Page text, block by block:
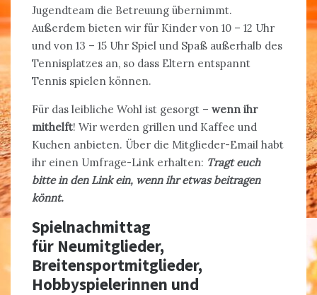
Jugendteam die Betreuung übernimmt.
Außerdem bieten wir für Kinder von 10 – 12 Uhr
und von 13 – 15 Uhr Spiel und Spaß außerhalb des
Tennisplatzes an, so dass Eltern entspannt
Tennis spielen können.
Für das leibliche Wohl ist gesorgt – wenn ihr
mithelft! Wir werden grillen und Kaffee und
Kuchen anbieten. Über die Mitglieder-Email habt
ihr einen Umfrage-Link erhalten: Tragt euch
bitte in den Link ein, wenn ihr etwas beitragen
könnt.
Spielnachmittag
für Neumitglieder,
Breitensportmitglieder,
Hobbyspielerinnen und